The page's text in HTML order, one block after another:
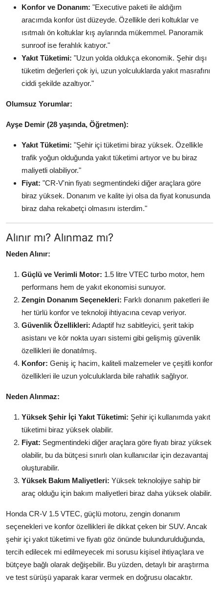
Konfor ve Donanım: "Executive paketi ile aldığım
aracımda konfor üst düzeyde. Özellikle deri koltuklar ve
ısıtmalı ön koltuklar kış aylarında mükemmel. Panoramik
sunroof ise ferahlık katıyor."
Yakıt Tüketimi: "Uzun yolda oldukça ekonomik. Şehir dışı
tüketim değerleri çok iyi, uzun yolculuklarda yakıt masrafını
ciddi şekilde azaltıyor."
Olumsuz Yorumlar:
Ayşe Demir (28 yaşında, Öğretmen):
Yakıt Tüketimi: "Şehir içi tüketimi biraz yüksek. Özellikle
trafik yoğun olduğunda yakıt tüketimi artıyor ve bu biraz
maliyetli olabiliyor."
Fiyat: "CR-V'nin fiyatı segmentindeki diğer araçlara göre
biraz yüksek. Donanım ve kalite iyi olsa da fiyat konusunda
biraz daha rekabetçi olmasını isterdim."
Alınır mı? Alınmaz mı?
Neden Alınır:
Güçlü ve Verimli Motor: 1.5 litre VTEC turbo motor, hem
performans hem de yakıt ekonomisi sunuyor.
Zengin Donanım Seçenekleri: Farklı donanım paketleri ile
her türlü konfor ve teknoloji ihtiyacına cevap veriyor.
Güvenlik Özellikleri: Adaptif hız sabitleyici, şerit takip
asistanı ve kör nokta uyarı sistemi gibi gelişmiş güvenlik
özellikleri ile donatılmış.
Konfor: Geniş iç hacim, kaliteli malzemeler ve çeşitli konfor
özellikleri ile uzun yolculuklarda bile rahatlık sağlıyor.
Neden Alınmaz:
Yüksek Şehir İçi Yakıt Tüketimi: Şehir içi kullanımda yakıt
tüketimi biraz yüksek olabilir.
Fiyat: Segmentindeki diğer araçlara göre fiyatı biraz yüksek
olabilir, bu da bütçesi sınırlı olan kullanıcılar için dezavantaj
oluşturabilir.
Yüksek Bakım Maliyetleri: Yüksek teknolojiye sahip bir
araç olduğu için bakım maliyetleri biraz daha yüksek olabilir.
Honda CR-V 1.5 VTEC, güçlü motoru, zengin donanım
seçenekleri ve konfor özellikleri ile dikkat çeken bir SUV. Ancak
şehir içi yakıt tüketimi ve fiyatı göz önünde bulundurulduğunda,
tercih edilecek mi edilmeyecek mi sorusu kişisel ihtiyaçlara ve
bütçeye bağlı olarak değişebilir. Bu yüzden, detaylı bir araştırma
ve test sürüşü yaparak karar vermek en doğrusu olacaktır.